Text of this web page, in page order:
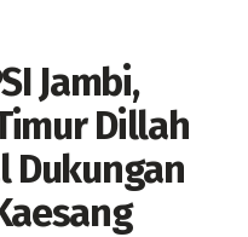
Jambi,
Dillah
Dukungan